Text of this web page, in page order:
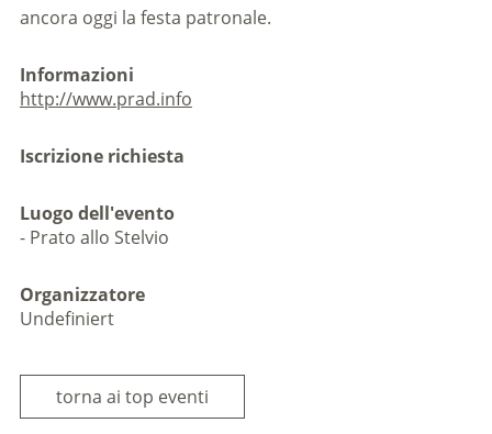
ancora oggi la festa patronale.
Informazioni
http://www.prad.info
Iscrizione richiesta
Luogo dell'evento
- Prato allo Stelvio
Organizzatore
Undefiniert
torna ai top eventi